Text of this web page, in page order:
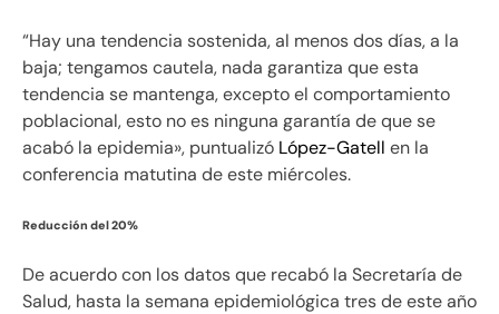
“Hay una tendencia sostenida, al menos dos días, a la
baja; tengamos cautela, nada garantiza que esta
tendencia se mantenga, excepto el comportamiento
poblacional, esto no es ninguna garantía de que se
acabó la epidemia», puntualizó López-Gatell en la
conferencia matutina de este miércoles.
Reducción del 20%
De acuerdo con los datos que recabó la Secretaría de
Salud, hasta la semana epidemiológica tres de este año